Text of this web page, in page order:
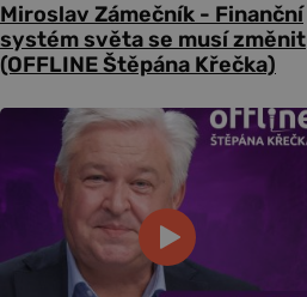
Miroslav Zámečník - Finanční
systém světa se musí změnit
(OFFLINE Štěpána Křečka)